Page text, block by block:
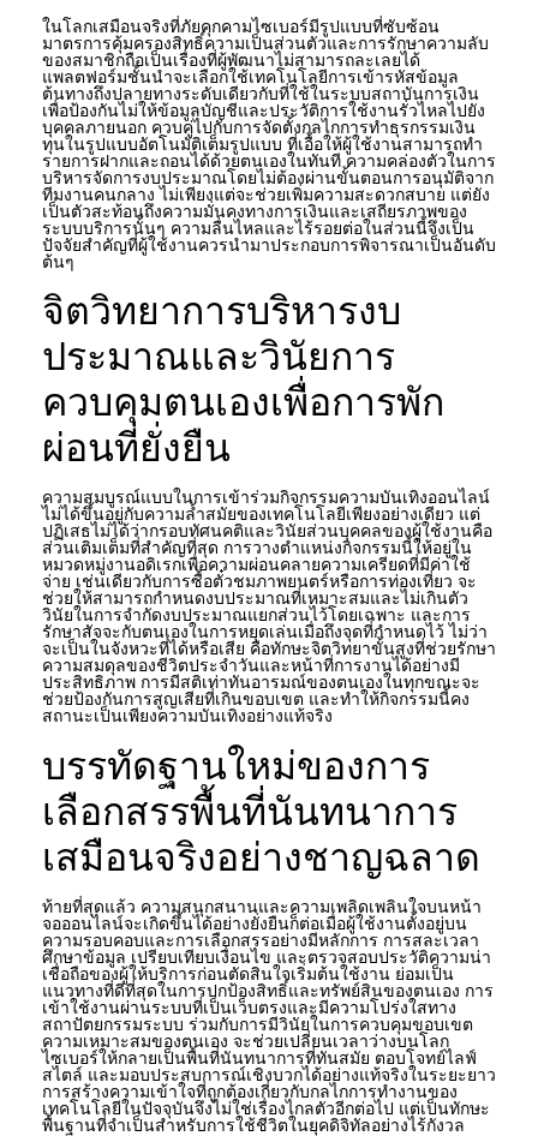
ในโลกเสมือนจริงที่ภัยคุกคามไซเบอร์มีรูปแบบที่ซับซ้อน
มาตรการคุ้มครองสิทธิ์ความเป็นส่วนตัวและการรักษาความลับ
ของสมาชิกถือเป็นเรื่องที่ผู้พัฒนาไม่สามารถละเลยได้
แพลตฟอร์มชั้นนำจะเลือกใช้เทคโนโลยีการเข้ารหัสข้อมูล
ต้นทางถึงปลายทางระดับเดียวกับที่ใช้ในระบบสถาบันการเงิน
เพื่อป้องกันไม่ให้ข้อมูลบัญชีและประวัติการใช้งานรั่วไหลไปยัง
บุคคลภายนอก ควบคู่ไปกับการจัดตั้งกลไกการทำธุรกรรมเงิน
ทุนในรูปแบบอัตโนมัติเต็มรูปแบบ ที่เอื้อให้ผู้ใช้งานสามารถทำ
รายการฝากและถอนได้ด้วยตนเองในทันที ความคล่องตัวในการ
บริหารจัดการงบประมาณโดยไม่ต้องผ่านขั้นตอนการอนุมัติจาก
ทีมงานคนกลาง ไม่เพียงแต่จะช่วยเพิ่มความสะดวกสบาย แต่ยัง
เป็นตัวสะท้อนถึงความมั่นคงทางการเงินและเสถียรภาพของ
ระบบบริการนั้นๆ ความลื่นไหลและไร้รอยต่อในส่วนนี้จึงเป็น
ปัจจัยสำคัญที่ผู้ใช้งานควรนำมาประกอบการพิจารณาเป็นอันดับ
ต้นๆ
จิตวิทยาการบริหารงบ
ประมาณและวินัยการ
ควบคุมตนเองเพื่อการพัก
ผ่อนที่ยั่งยืน
ความสมบูรณ์แบบในการเข้าร่วมกิจกรรมความบันเทิงออนไลน์
ไม่ได้ขึ้นอยู่กับความล้ำสมัยของเทคโนโลยีเพียงอย่างเดียว แต่
ปฏิเสธไม่ได้ว่ากรอบทัศนคติและวินัยส่วนบุคคลของผู้ใช้งานคือ
ส่วนเติมเต็มที่สำคัญที่สุด การวางตำแหน่งกิจกรรมนี้ให้อยู่ใน
หมวดหมู่งานอดิเรกเพื่อความผ่อนคลายความเครียดที่มีค่าใช้
จ่าย เช่นเดียวกับการซื้อตั๋วชมภาพยนตร์หรือการท่องเที่ยว จะ
ช่วยให้สามารถกำหนดงบประมาณที่เหมาะสมและไม่เกินตัว
วินัยในการจำกัดงบประมาณแยกส่วนไว้โดยเฉพาะ และการ
รักษาสัจจะกับตนเองในการหยุดเล่นเมื่อถึงจุดที่กำหนดไว้ ไม่ว่า
จะเป็นในจังหวะที่ได้หรือเสีย คือทักษะจิตวิทยาขั้นสูงที่ช่วยรักษา
ความสมดุลของชีวิตประจำวันและหน้าที่การงานได้อย่างมี
ประสิทธิภาพ การมีสติเท่าทันอารมณ์ของตนเองในทุกขณะจะ
ช่วยป้องกันการสูญเสียที่เกินขอบเขต และทำให้กิจกรรมนี้คง
สถานะเป็นเพียงความบันเทิงอย่างแท้จริง
บรรทัดฐานใหม่ของการ
เลือกสรรพื้นที่นันทนาการ
เสมือนจริงอย่างชาญฉลาด
ท้ายที่สุดแล้ว ความสนุกสนานและความเพลิดเพลินใจบนหน้า
จอออนไลน์จะเกิดขึ้นได้อย่างยั่งยืนก็ต่อเมื่อผู้ใช้งานตั้งอยู่บน
ความรอบคอบและการเลือกสรรอย่างมีหลักการ การสละเวลา
ศึกษาข้อมูล เปรียบเทียบเงื่อนไข และตรวจสอบประวัติความน่า
เชื่อถือของผู้ให้บริการก่อนตัดสินใจเริ่มต้นใช้งาน ย่อมเป็น
แนวทางที่ดีที่สุดในการปกป้องสิทธิ์และทรัพย์สินของตนเอง การ
เข้าใช้งานผ่านระบบที่เป็นเว็บตรงและมีความโปร่งใสทาง
สถาปัตยกรรมระบบ ร่วมกับการมีวินัยในการควบคุมขอบเขต
ความเหมาะสมของตนเอง จะช่วยเปลี่ยนเวลาว่างบนโลก
ไซเบอร์ให้กลายเป็นพื้นที่นันทนาการที่ทันสมัย ตอบโจทย์ไลฟ์
สไตล์ และมอบประสบการณ์เชิงบวกได้อย่างแท้จริงในระยะยาว
การสร้างความเข้าใจที่ถูกต้องเกี่ยวกับกลไกการทำงานของ
เทคโนโลยีในปัจจุบันจึงไม่ใช่เรื่องไกลตัวอีกต่อไป แต่เป็นทักษะ
พื้นฐานที่จำเป็นสำหรับการใช้ชีวิตในยุคดิจิทัลอย่างไร้กังวล